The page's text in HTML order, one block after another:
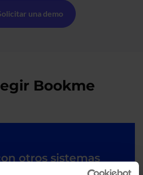
una demo
Bookme
otros sistemas
con localizador de oficinas y puntos